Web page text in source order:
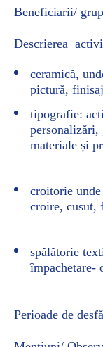
Beneficiarii/
Descrierea
ceramică,
pictură,
tipografie:
materiale și
croitorie
croire, cusut,
spălătorie
împachetare-
Perioade de